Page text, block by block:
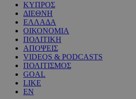
ΚΥΠΡΟΣ
ΔΙΕΘΝΗ
ΕΛΛΑΔΑ
ΟΙΚΟΝΟΜΙΑ
ΠΟΛΙΤΙΚΗ
ΑΠΟΨΕΙΣ
VIDEOS & PODCASTS
ΠΟΛΙΤΙΣΜΟΣ
GOAL
LIKE
EN